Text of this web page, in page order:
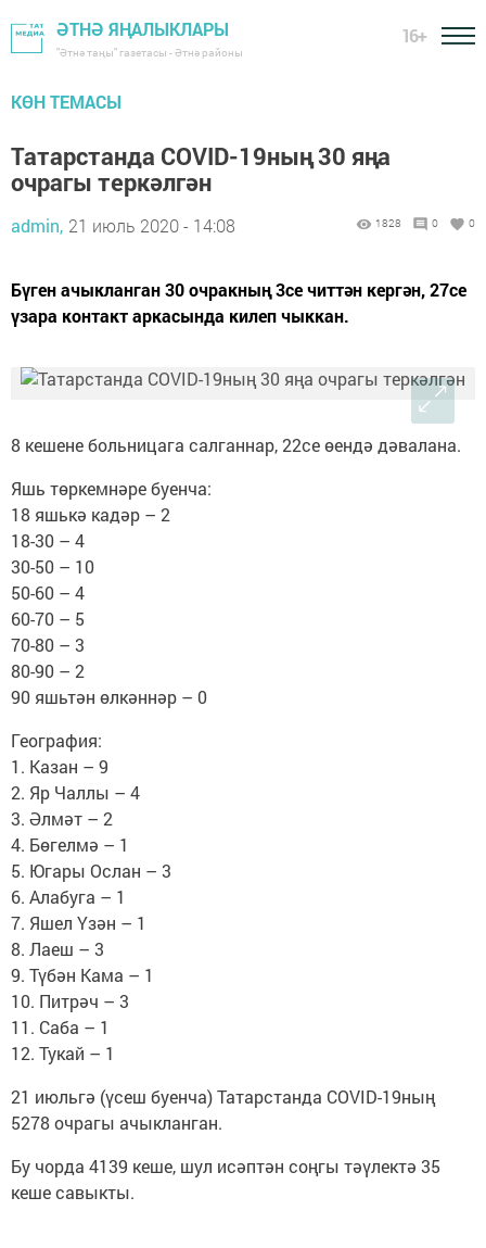
ӘТНӘ ЯҢАЛЫКЛАРЫ
"Әтнә таңы" газетасы - Әтнә районы
16+
КӨН ТЕМАСЫ
Татарстанда COVID-19ның 30 яңа
очрагы теркәлгән
admin, 21 июль 2020 - 14:08 1828 0 0
Бүген ачыкланган 30 очракның 3се читтән кергән, 27се
үзара контакт аркасында килеп чыккан.
8 кешене больницага салганнар, 22се өендә дәвалана.
Яшь төркемнәре буенча:
18 яшькә кадәр – 2
18-30 – 4
30-50 – 10
50-60 – 4
60-70 – 5
70-80 – 3
80-90 – 2
90 яшьтән өлкәннәр – 0
География:
1. Казан – 9
2. Яр Чаллы – 4
3. Әлмәт – 2
4. Бөгелмә – 1
5. Югары Ослан – 3
6. Алабуга – 1
7. Яшел Үзән – 1
8. Лаеш – 3
9. Түбән Кама – 1
10. Питрәч – 3
11. Саба – 1
12. Тукай – 1
21 июльгә (үсеш буенча) Татарстанда COVID-19ның
5278 очрагы ачыкланган.
Бу чорда 4139 кеше, шул исәптән соңгы тәүлектә 35
кеше савыкты.